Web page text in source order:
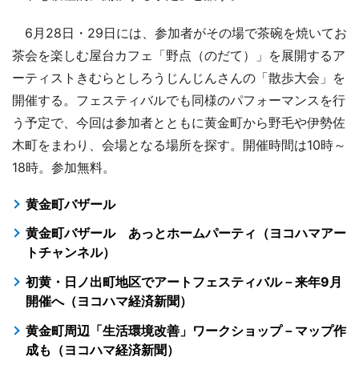
6月28日・29日には、参加者がその場で茶碗を焼いてお
茶会を楽しむ屋台カフェ「野点（のだて）」を展開するア
ーティストきむらとしろうじんじんさんの「散歩大会」を
開催する。フェスティバルでも同様のパフォーマンスを行
う予定で、今回は参加者とともに黄金町から野毛や伊勢佐
木町をまわり、会場となる場所を探す。開催時間は10時～
18時。参加無料。
黄金町バザール
黄金町バザール あっとホームパーティ（ヨコハマアー
トチャンネル）
初黄・日ノ出町地区でアートフェスティバル－来年9月
開催へ（ヨコハマ経済新聞）
黄金町周辺「生活環境改善」ワークショップ－マップ作
成も（ヨコハマ経済新聞）